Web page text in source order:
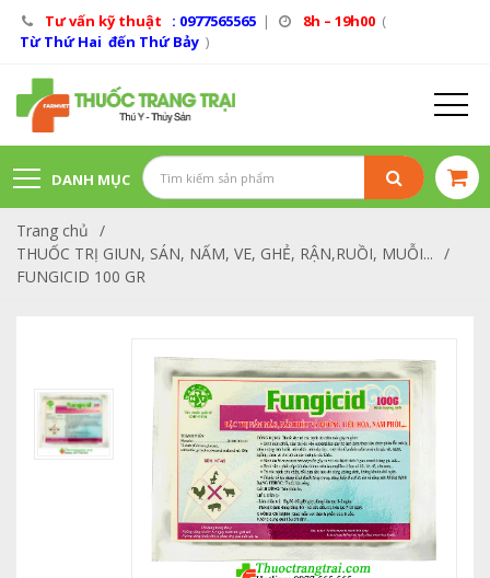
Tư vấn kỹ thuật : 0977565565 | 8h – 19h00 (
Từ Thứ Hai đến Thứ Bảy )
DANH MỤC
SẢN PHẨM
Trang chủ /
THUỐC TRỊ GIUN, SÁN, NẤM, VE, GHẺ, RẬN,RUỒI, MUỖI... /
FUNGICID 100 GR